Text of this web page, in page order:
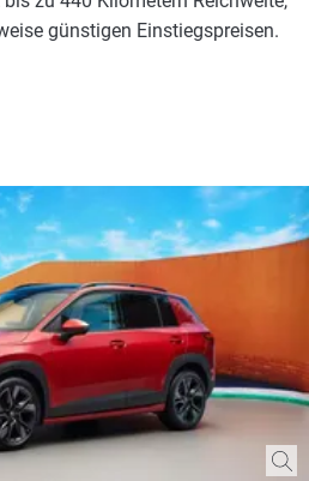
günstigen Einstiegspreisen.